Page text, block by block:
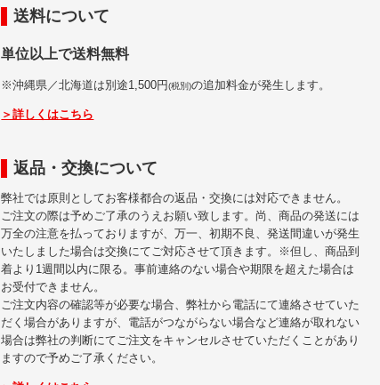
送料について
単位以上で送料無料
※沖縄県／北海道は別途1,500円(税別)の追加料金が発生します。
＞詳しくはこちら
返品・交換について
弊社では原則としてお客様都合の返品・交換には対応できません。
ご注文の際は予めご了承のうえお願い致します。尚、商品の発送には
万全の注意を払っておりますが、万一、初期不良、発送間違いが発生
いたしました場合は交換にてご対応させて頂きます。※但し、商品到
着より1週間以内に限る。事前連絡のない場合や期限を超えた場合は
お受付できません。
ご注文内容の確認等が必要な場合、弊社から電話にて連絡させていた
だく場合がありますが、電話がつながらない場合など連絡が取れない
場合は弊社の判断にてご注文をキャンセルさせていただくことがあり
ますので予めご了承ください。